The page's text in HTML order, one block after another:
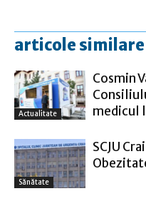
articole similare
Actualitate
Cosmin
medicul
Sănătate
SCJU